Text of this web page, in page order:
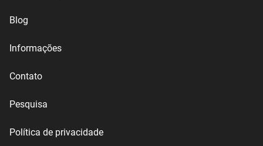
Blog
Informações
Contato
Pesquisa
Política de privacidade